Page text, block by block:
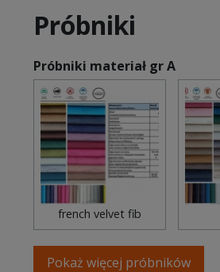
Próbniki
Próbniki materiał gr A
french velvet fib
Pokaż więcej próbników